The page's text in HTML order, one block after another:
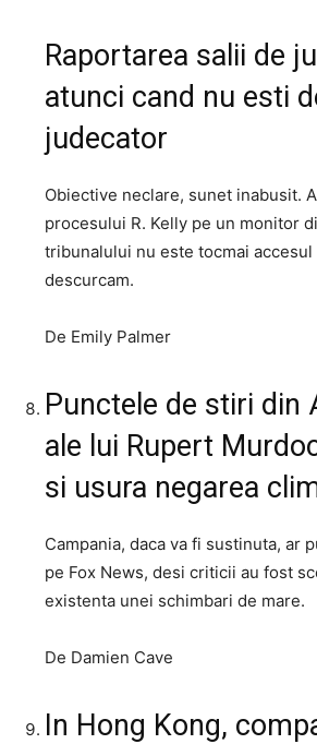
Raportarea salii de
atunci cand nu esti
judecator
Obiective neclare, sunet inabusit.
procesului R. Kelly pe un monitor
tribunalului nu este tocmai accesul
descurcam.
De Emily Palmer
Punctele de stiri din
ale lui Rupert
si usura negarea
Campania, daca va fi sustinuta, ar
pe Fox News, desi criticii au fost
existenta unei schimbari de mare.
De Damien Cave
In Hong Kong,